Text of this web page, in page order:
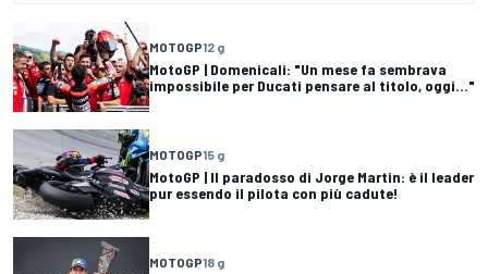
MOTOGP12 g
MotoGP | Domenicali: "Un mese fa sembrava
impossibile per Ducati pensare al titolo, oggi..."
MOTOGP15 g
MotoGP | Il paradosso di Jorge Martin: è il leader
pur essendo il pilota con più cadute!
MOTOGP18 g